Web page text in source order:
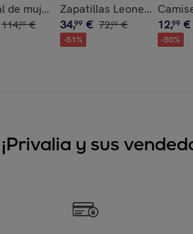
para hombre con puño y gran
de mujer brillante con capucha y
114,00 €
Zapatillas Leone Street
34,99 € 72,00 €
-51%
12,99 €
-50%
¡Privalia y sus